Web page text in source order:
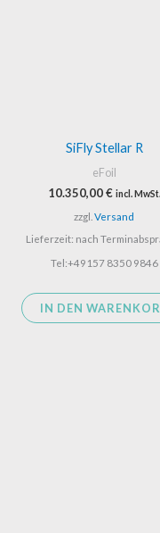
SiFly Stellar R
eFoil
10.350,00€ incl. MwSt.
zzgl. Versand
Lieferzeit: nach
Tel:+49157 8350 9846
IN DEN